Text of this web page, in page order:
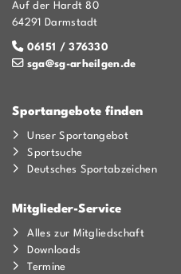
Auf der Hardt 80
64291 Darmstadt
06151 / 376330
sga@sg-arheilgen.de
Sportangebote finden
Unser Sportangebot
Sportsuche
Deutsches Sportabzeichen
Mitglieder-Service
Alles zur Mitgliedschaft
Downloads
Termine